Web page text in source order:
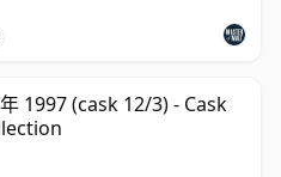
1997 (cask 12/3) - Cask